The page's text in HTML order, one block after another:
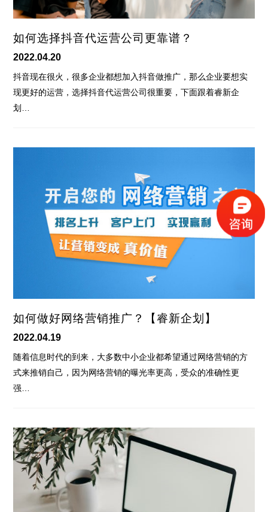
如何选择抖音代运营公司更靠谱？
2022.04.20
抖音现在很火，很多企业都想加入抖音做推广，那么企业要想实
现更好的运营，选择抖音代运营公司很重要，下面跟着睿新企
划…
如何做好网络营销推广？【睿新企划】
2022.04.19
随着信息时代的到来，大多数中小企业都希望通过网络营销的方
式来推销自己，因为网络营销的曝光率更高，受众的准确性更
强…